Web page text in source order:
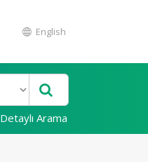
English
Detaylı Arama